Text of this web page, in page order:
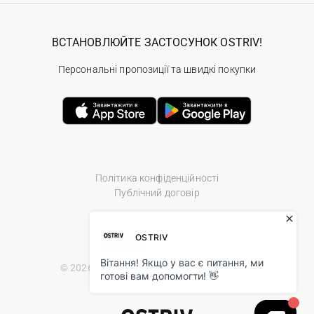
Політика конфіденційності
Публічний договір
© 2026 Ostriv.ua Store. All Rights Reserved.
ВСТАНОВЛЮЙТЕ ЗАСТОСУНОК OSTRIV!
Персональні пропозиції та швидкі покупки